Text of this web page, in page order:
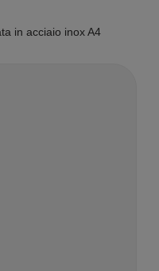
in acciaio inox A4